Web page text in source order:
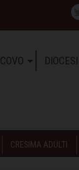
DIOCESI
CRESIMA ADULTI